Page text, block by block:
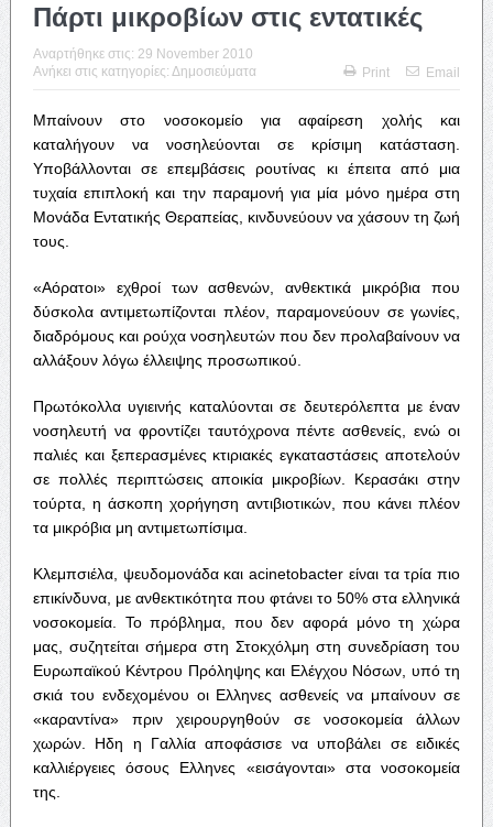
Πάρτι μικροβίων στις εντατικές
Αναρτήθηκε στις: 29 November 2010
Ανήκει στις κατηγορίες: Δημοσιεύματα Print Email
Μπαίνουν στο νοσοκομείο για αφαίρεση χολής και
καταλήγουν να νοσηλεύονται σε κρίσιμη κατάσταση.
Υποβάλλονται σε επεμβάσεις ρουτίνας κι έπειτα από μια
τυχαία επιπλοκή και την παραμονή για μία μόνο ημέρα στη
Μονάδα Εντατικής Θεραπείας, κινδυνεύουν να χάσουν τη ζωή
τους.
«Αόρατοι» εχθροί των ασθενών, ανθεκτικά μικρόβια που
δύσκολα αντιμετωπίζονται πλέον, παραμονεύουν σε γωνίες,
διαδρόμους και ρούχα νοσηλευτών που δεν προλαβαίνουν να
αλλάξουν λόγω έλλειψης προσωπικού.
Πρωτόκολλα υγιεινής καταλύονται σε δευτερόλεπτα με έναν
νοσηλευτή να φροντίζει ταυτόχρονα πέντε ασθενείς, ενώ οι
παλιές και ξεπερασμένες κτιριακές εγκαταστάσεις αποτελούν
σε πολλές περιπτώσεις αποικία μικροβίων. Κερασάκι στην
τούρτα, η άσκοπη χορήγηση αντιβιοτικών, που κάνει πλέον
τα μικρόβια μη αντιμετωπίσιμα.
Κλεμπσιέλα, ψευδομονάδα και acinetobacter είναι τα τρία πιο
επικίνδυνα, με ανθεκτικότητα που φτάνει το 50% στα ελληνικά
νοσοκομεία. Το πρόβλημα, που δεν αφορά μόνο τη χώρα
μας, συζητείται σήμερα στη Στοκχόλμη στη συνεδρίαση του
Ευρωπαϊκού Κέντρου Πρόληψης και Ελέγχου Νόσων, υπό τη
σκιά του ενδεχομένου οι Ελληνες ασθενείς να μπαίνουν σε
«καραντίνα» πριν χειρουργηθούν σε νοσοκομεία άλλων
χωρών. Ηδη η Γαλλία αποφάσισε να υποβάλει σε ειδικές
καλλιέργειες όσους Ελληνες «εισάγονται» στα νοσοκομεία
της.